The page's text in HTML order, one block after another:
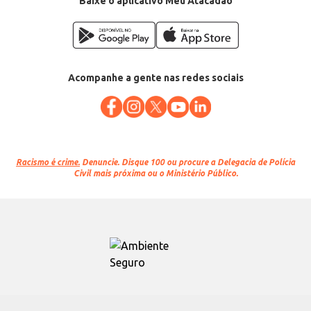
Acompanhe a gente nas redes sociais
Racismo é crime. Denuncie. Disque 100 ou procure a Delegacia de Polícia
Civil mais próxima ou o Ministério Público.